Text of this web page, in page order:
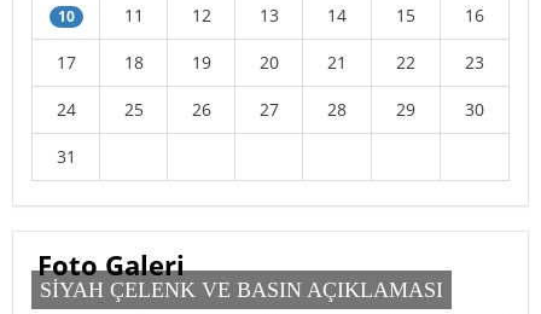
10 11 12 13 14 15 16
17 18 19 20 21 22 23
24 25 26 27 28 29 30
31
Foto Galeri
SİYAH ÇELENK VE BASIN AÇIKLAMASI